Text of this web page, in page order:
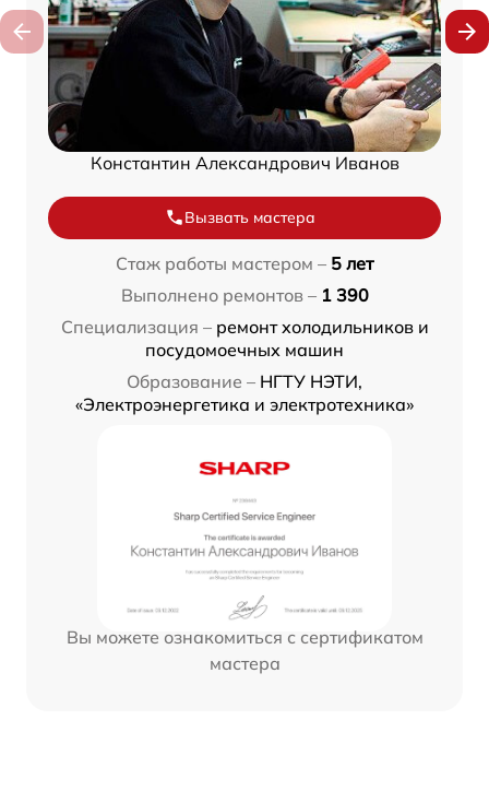
Константин Александрович Иванов
Вызвать мастера
Стаж работы мастером – 5 лет
Выполнено ремонтов – 1 390
Специализация – ремонт холодильников и
посудомоечных машин
Образование – НГТУ НЭТИ,
«Электроэнергетика и электротехника»
Вы можете ознакомиться с сертификатом
мастера